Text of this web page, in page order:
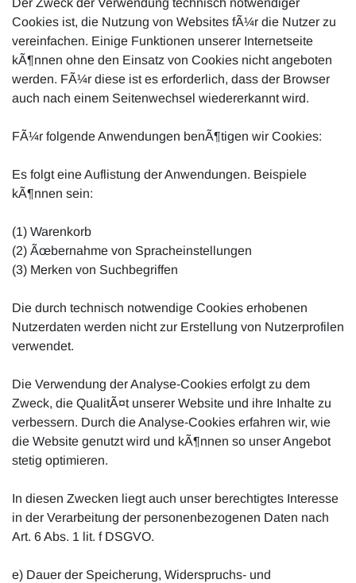
Der Zweck der Verwendung technisch notwendiger
Cookies ist, die Nutzung von Websites fÃ¼r die Nutzer zu
vereinfachen. Einige Funktionen unserer Internetseite
kÃ¶nnen ohne den Einsatz von Cookies nicht angeboten
werden. FÃ¼r diese ist es erforderlich, dass der Browser
auch nach einem Seitenwechsel wiedererkannt wird.
FÃ¼r folgende Anwendungen benÃ¶tigen wir Cookies:
Es folgt eine Auflistung der Anwendungen. Beispiele
kÃ¶nnen sein:
(1) Warenkorb
(2) Ãœbernahme von Spracheinstellungen
(3) Merken von Suchbegriffen
Die durch technisch notwendige Cookies erhobenen
Nutzerdaten werden nicht zur Erstellung von Nutzerprofilen
verwendet.
Die Verwendung der Analyse-Cookies erfolgt zu dem
Zweck, die QualitÃ¤t unserer Website und ihre Inhalte zu
verbessern. Durch die Analyse-Cookies erfahren wir, wie
die Website genutzt wird und kÃ¶nnen so unser Angebot
stetig optimieren.
In diesen Zwecken liegt auch unser berechtigtes Interesse
in der Verarbeitung der personenbezogenen Daten nach
Art. 6 Abs. 1 lit. f DSGVO.
e) Dauer der Speicherung, Widerspruchs- und